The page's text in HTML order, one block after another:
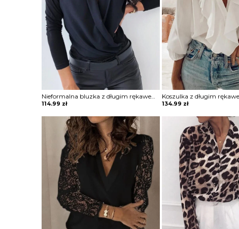
Nieformalna bluzka z długim rękawem i okrągłym dekoltem Shraddha
114.99 zł 134.99 zł